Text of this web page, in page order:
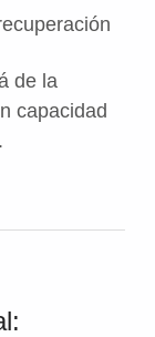
de la
capacidad